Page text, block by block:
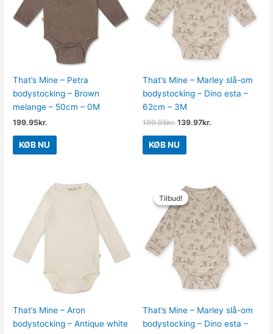
That’s Mine – Petra
bodystocking – Brown
melange – 50cm – 0M
199.95kr.
KØB NU
That’s Mine – Marley slå-om
bodystocking – Dino esta –
62cm – 3M
199.95kr. 139.97kr.
KØB NU
That’s Mine – Aron
bodystocking – Antique white
Tilbud!
Tilbud!
That’s Mine – Marley slå-om
bodystocking – Dino esta –
oprindelige
pris
var:
199.95kr..
aktuelle
pris
er:
139.97kr..